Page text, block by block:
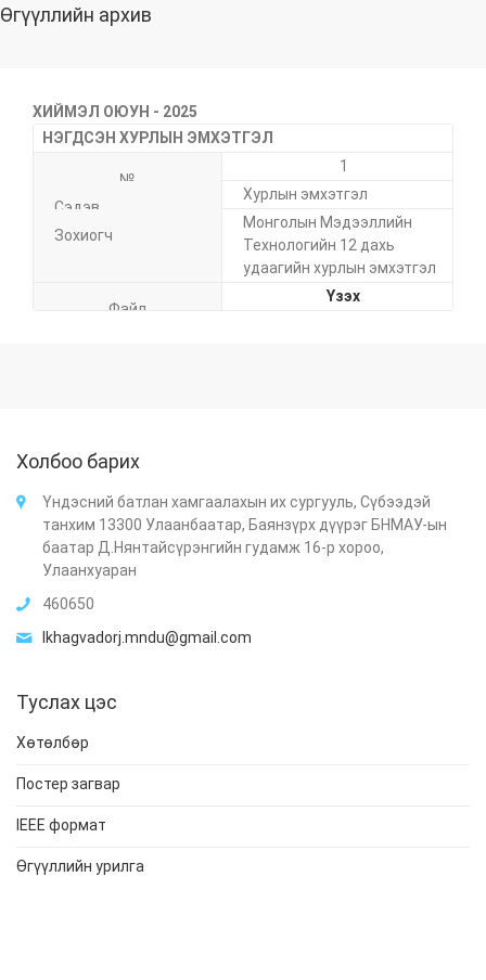
Өгүүллийн архив
ХИЙМЭЛ ОЮУН - 2025
НЭГДСЭН ХУРЛЫН ЭМХЭТГЭЛ
1
Хурлын эмхэтгэл
Монголын Мэдээллийн
Технологийн 12 дахь
удаагийн хурлын эмхэтгэл
Үзэх
Холбоо барих
Үндэсний батлан хамгаалахын их сургууль, Сүбээдэй
танхим 13300 Улаанбаатар, Баянзүрх дүүрэг БНМАУ-ын
баатар Д.Нянтайсүрэнгийн гудамж 16-р хороо,
Улаанхуаран
460650
lkhagvadorj.mndu@gmail.com
Туслах цэс
Хөтөлбөр
Постер загвар
IEEE формат
Өгүүллийн урилга